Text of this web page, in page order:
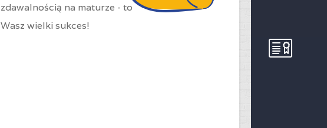
zdawalnością na maturze - to
Wasz wielki sukces!